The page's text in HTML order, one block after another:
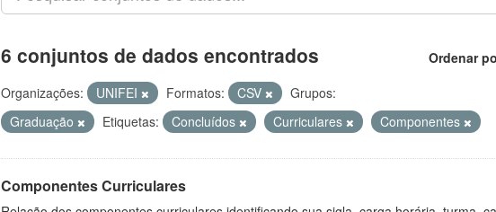
Ordenar
6 conjuntos de dados encontrados
Organizações: UNIFEI Formatos: CSV
Grupos:
Graduação
Etiquetas: Concluídos Curriculares Componentes
Componentes Curriculares